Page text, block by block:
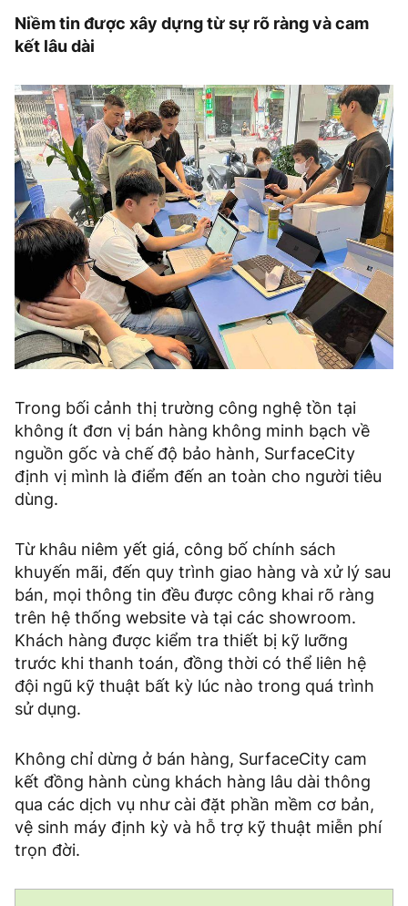
Niềm tin được xây dựng từ sự rõ ràng và cam
kết lâu dài
Trong bối cảnh thị trường công nghệ tồn tại
không ít đơn vị bán hàng không minh bạch về
nguồn gốc và chế độ bảo hành, SurfaceCity
định vị mình là điểm đến an toàn cho người tiêu
dùng.
Từ khâu niêm yết giá, công bố chính sách
khuyến mãi, đến quy trình giao hàng và xử lý sau
bán, mọi thông tin đều được công khai rõ ràng
trên hệ thống website và tại các showroom.
Khách hàng được kiểm tra thiết bị kỹ lưỡng
trước khi thanh toán, đồng thời có thể liên hệ
đội ngũ kỹ thuật bất kỳ lúc nào trong quá trình
sử dụng.
Không chỉ dừng ở bán hàng, SurfaceCity cam
kết đồng hành cùng khách hàng lâu dài thông
qua các dịch vụ như cài đặt phần mềm cơ bản,
vệ sinh máy định kỳ và hỗ trợ kỹ thuật miễn phí
trọn đời.